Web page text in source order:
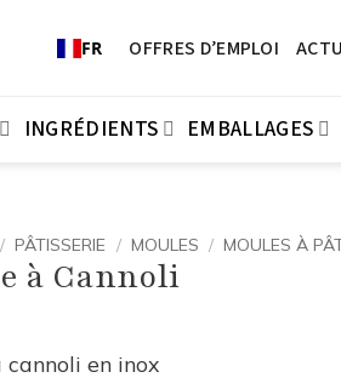
FR OFFRES D’EMPLOI
INGRÉDIENTS EMBALLAGES
/ PÂTISSERIE / MOULES / MOULES À
à Cannoli
cannoli en inox